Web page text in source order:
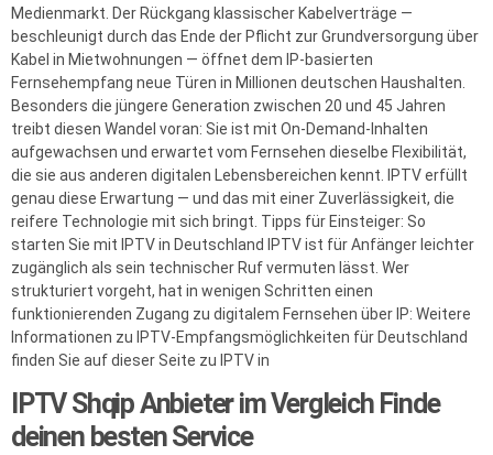
Medienmarkt. Der Rückgang klassischer Kabelverträge —
beschleunigt durch das Ende der Pflicht zur Grundversorgung über
Kabel in Mietwohnungen — öffnet dem IP-basierten
Fernsehempfang neue Türen in Millionen deutschen Haushalten.
Besonders die jüngere Generation zwischen 20 und 45 Jahren
treibt diesen Wandel voran: Sie ist mit On-Demand-Inhalten
aufgewachsen und erwartet vom Fernsehen dieselbe Flexibilität,
die sie aus anderen digitalen Lebensbereichen kennt. IPTV erfüllt
genau diese Erwartung — und das mit einer Zuverlässigkeit, die
reifere Technologie mit sich bringt. Tipps für Einsteiger: So
starten Sie mit IPTV in Deutschland IPTV ist für Anfänger leichter
zugänglich als sein technischer Ruf vermuten lässt. Wer
strukturiert vorgeht, hat in wenigen Schritten einen
funktionierenden Zugang zu digitalem Fernsehen über IP: Weitere
Informationen zu IPTV-Empfangsmöglichkeiten für Deutschland
finden Sie auf dieser Seite zu IPTV in
IPTV Shqip Anbieter im Vergleich Finde
deinen besten Service